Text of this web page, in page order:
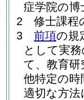
症学院の
2
修士課程
3
前項の規
として実
て、教育
他特定の
適切な方